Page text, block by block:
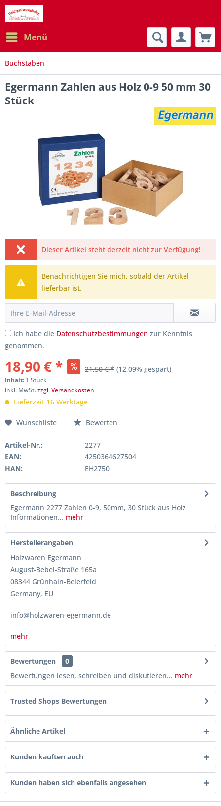
Menü
Buchstaben
Egermann Zahlen aus Holz 0-9 50 mm 30
Stück
Dieser Artikel steht derzeit nicht zur Verfügung!
Benachrichtigen Sie mich, sobald der Artikel
lieferbar ist.
Ich habe die Datenschutzbestimmungen zur Kenntnis
genommen.
18,90 € * 21,50 € * (12,09% gespart)
Inhalt: 1 Stück
inkl. MwSt.zzgl. Versandkosten
Lieferzeit 16 Werktage
Wunschliste Bewerten
Artikel-Nr.:
2277
EAN:
4250364627504
HAN:
EH2750
Beschreibung
Egermann 2277 Zahlen 0-9, 50mm, 30 Stück aus Holz
Informationen... mehr
Herstellerangaben
Holzwaren Egermann
August-Bebel-Straße 165a
08344 Grünhain-Beierfeld
Germany, EU
info@holzwaren-egermann.de
mehr
Bewertungen
0
Bewertungen lesen, schreiben und diskutieren... mehr
Trusted Shops Bewertungen
Ähnliche Artikel
Kunden kauften auch
Kunden haben sich ebenfalls angesehen